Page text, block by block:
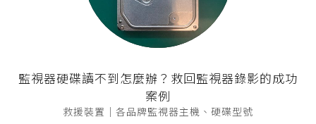
監視器硬碟讀不到怎麼辦？救回監視器錄影的成功
案例
救援裝置｜各品牌監視器主機、硬碟型號